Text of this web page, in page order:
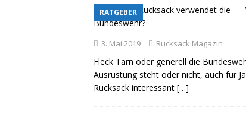
RATGEBER
3. Mai 2019 Rucksack Magazin
Fleck Tarn oder generell die
Ausrüstung steht oder nicht, auch für
Rucksack interessant […]